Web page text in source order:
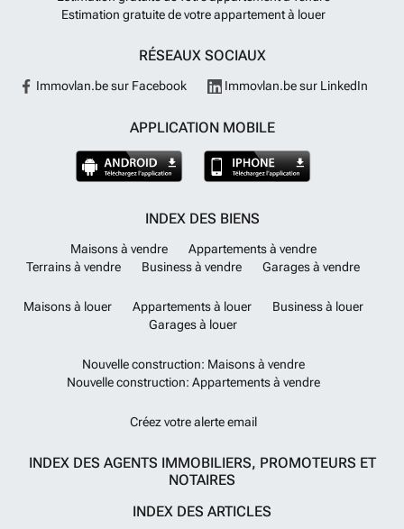
Estimation gratuite de votre appartement à louer
RÉSEAUX SOCIAUX
Immovlan.be sur Facebook Immovlan.be sur LinkedIn
APPLICATION MOBILE
INDEX DES BIENS
Maisons à vendre
Appartements à vendre
Terrains à vendre
Business à vendre Garages à vendre
Maisons à louer Appartements à louer
Business à louer
Garages à louer
Nouvelle construction: Maisons à vendre
Nouvelle construction: Appartements à vendre
Créez votre alerte email
INDEX DES AGENTS IMMOBILIERS, PROMOTEURS ET
NOTAIRES
INDEX DES ARTICLES